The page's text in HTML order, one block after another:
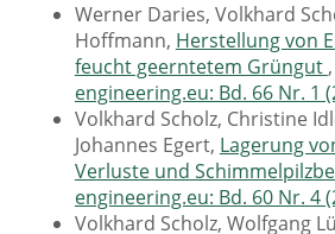
Werner Daries, Volkhard
Hoffmann, Herstellung von
feucht geerntetem Grüngut,
engineering.eu: Bd. 66 Nr. 1
Volkhard Scholz, Christine
Johannes Egert, Lagerung
Verluste und
engineering.eu: Bd. 60 Nr. 4
Volkhard Scholz, Wolfgang